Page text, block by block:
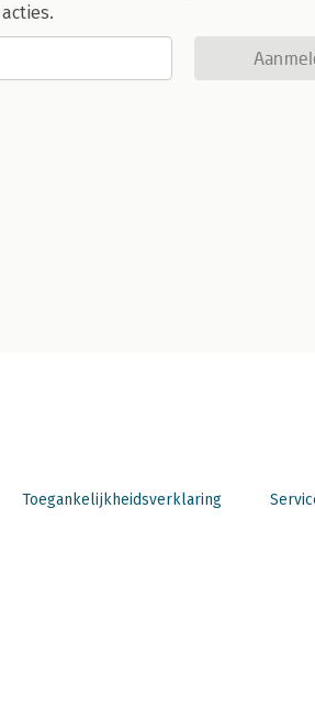
Toegankelijkheidsverklaring